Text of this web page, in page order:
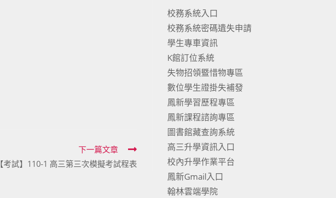
下一篇文章
【考試】110-1 高三第三次模擬考試程表
校務系統入口
校務系統密碼遺失申請
學生專車資訊
K館訂位系統
失物招領暨惜物專區
數位學生證掛失補發
鳳新學習歷程專區
鳳新課程諮詢專區
圖書館藏查詢系統
高三升學資訊入口
校內升學作業平台
鳳新Gmail入口
翰林雲端學院